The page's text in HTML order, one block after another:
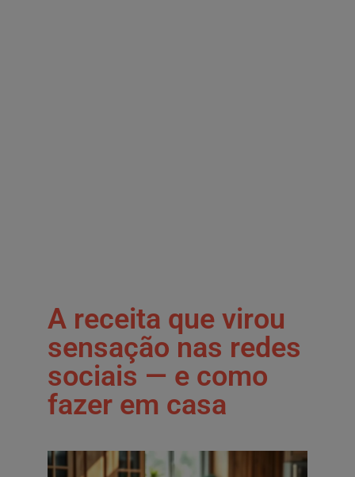
A receita que virou
sensação nas redes
sociais — e como
fazer em casa